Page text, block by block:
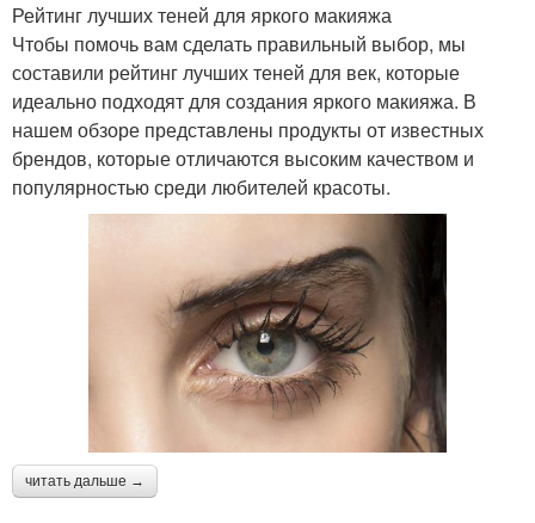
Рейтинг лучших теней для яркого макияжа
Чтобы помочь вам сделать правильный выбор, мы
составили рейтинг лучших теней для век, которые
идеально подходят для создания яркого макияжа. В
нашем обзоре представлены продукты от известных
брендов, которые отличаются высоким качеством и
популярностью среди любителей красоты.
читать дальше →